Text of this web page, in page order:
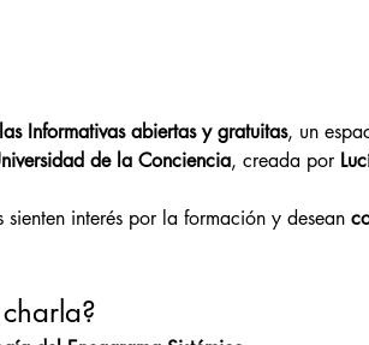
Informativas abiertas y gratuitas, un
de la Conciencia, creada por
sienten interés por la formación y desean